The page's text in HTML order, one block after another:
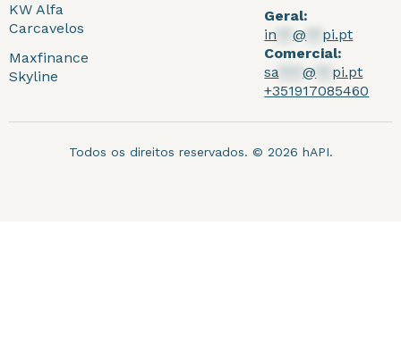
KW Alfa
Carcavelos
Maxfinance
Skyline
Geral:
in **@
pi.pt
Comercial:
sa***@
pi.pt
+351917085460
Todos os direitos reservados. © 2026 hAPI.